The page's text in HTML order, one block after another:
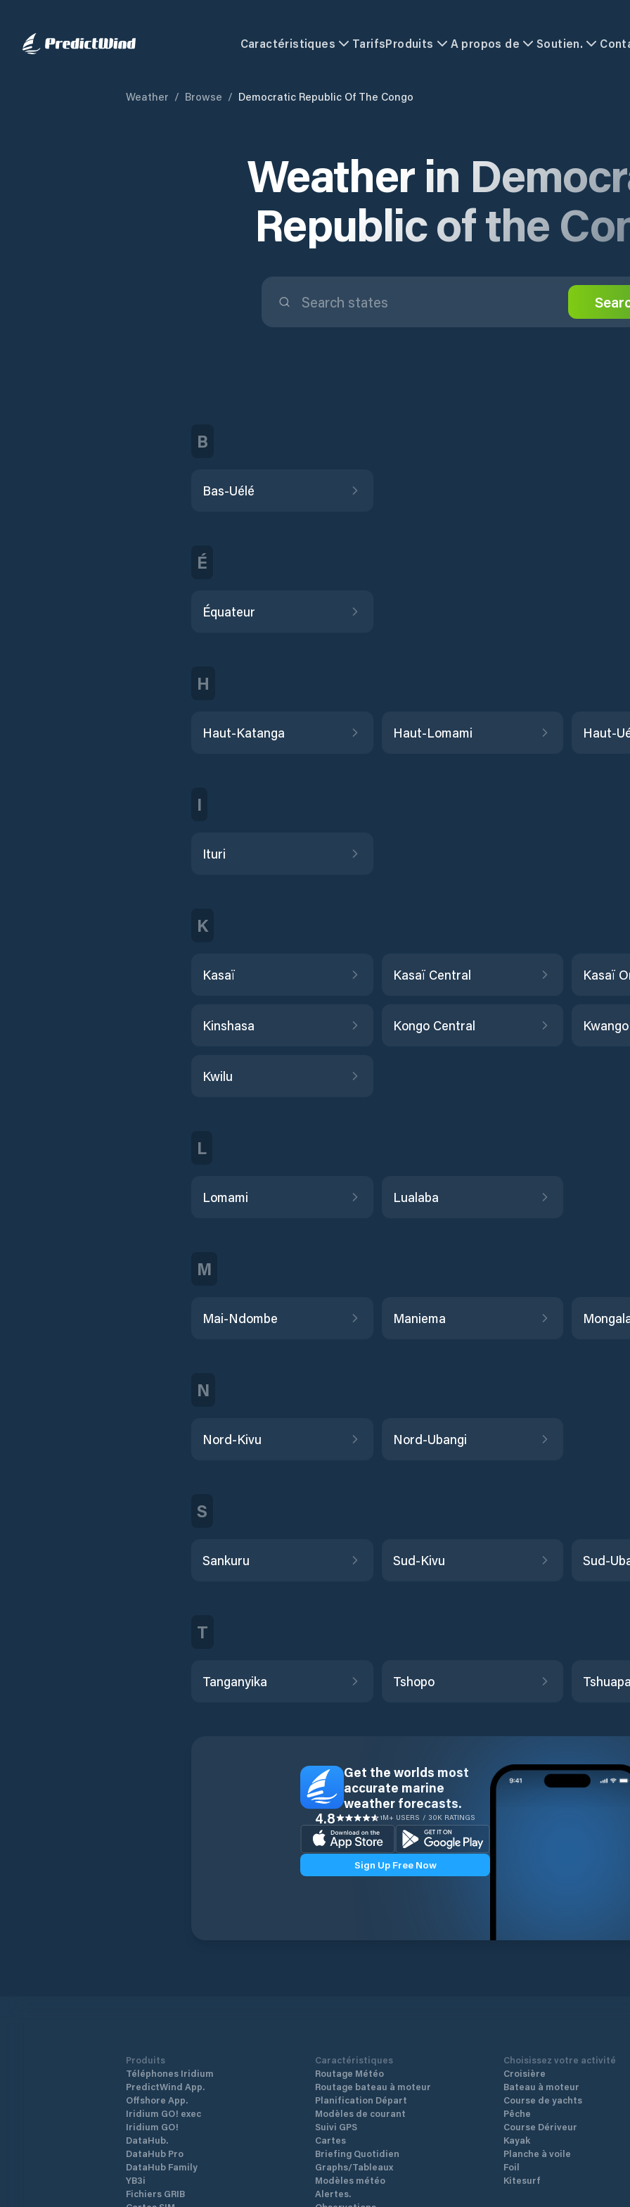
Caractéristiques TarifsProduits A propos de Soutien.
Weather / Browse / Democratic Republic Of The Congo
Weather in
Republic of the
B
Bas-Uélé
É
Équateur
H
Haut-Katanga Haut-Lomami Haut-
I
Ituri
K
Kasaï Kasaï Central Kasaï
Kinshasa Kongo Central Kwango
Kwilu
L
Lomami Lualaba
M
Mai-Ndombe Maniema
N
Nord-Kivu Nord-Ubangi
S
Sankuru Sud-Kivu Sud-
T
Tanganyika Tshopo
Get the worlds most
accurate marine
weather forecasts.
4.8 1M+ USERS / 30K RATINGS
Sign Up Free Now
Produits
Téléphones Iridium
PredictWind App.
Offshore App.
Iridium GO! exec
Iridium GO!
DataHub.
DataHub Pro
DataHub Family
YB3i
Fichiers GRIB
Caractéristiques
Routage Météo
Routage bateau à moteur
Planification Départ
Modèles de courant
Suivi GPS
Cartes
Briefing Quotidien
Graphs/Tableaux
Modèles météo
Alertes.
Choisissez votre activité
Croisière
Bateau à moteur
Course de yachts
Pêche
Course Dériveur
Kayak
Planche à voile
Foil
Kitesurf